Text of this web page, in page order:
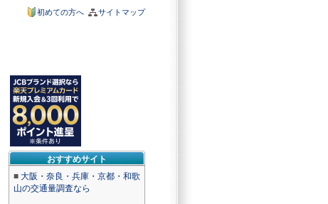
サイトマップ
初めての方へ
おすすめサイト
■ 大阪・奈良・兵庫・京都・和歌
山の交通量調査なら